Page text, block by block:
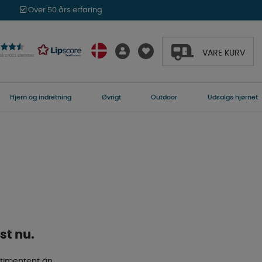
Over 50 års erfaring
27021 stemmer VARE KURV
Hjem og indretning Øvrigt Outdoor Udsalgs hjørnet
nu.